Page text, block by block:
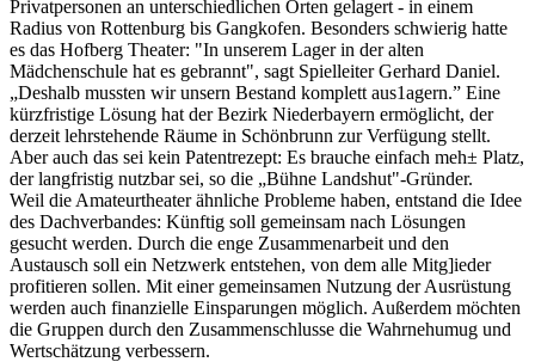
Privatpersonen an unterschiedlichen Orten gelagert - in einem
Radius von Rottenburg bis Gangkofen. Besonders schwierig hatte
es das Hofberg Theater: "In unserem Lager in der alten
Mädchenschule hat es gebrannt", sagt Spielleiter Gerhard Daniel.
„Deshalb mussten wir unsern Bestand komplett aus1agern.” Eine
kürzfristige Lösung hat der Bezirk Niederbayern ermöglicht, der
derzeit lehrstehende Räume in Schönbrunn zur Verfügung stellt.
Aber auch das sei kein Patentrezept: Es brauche einfach meh± Platz,
der langfristig nutzbar sei, so die „Bühne Landshut"-Gründer.
Weil die Amateurtheater ähnliche Probleme haben, entstand die Idee
des Dachverbandes: Künftig soll gemeinsam nach Lösungen
gesucht werden. Durch die enge Zusammenarbeit und den
Austausch soll ein Netzwerk entstehen, von dem alle Mitg]ieder
profitieren sollen. Mit einer gemeinsamen Nutzung der Ausrüstung
werden auch finanzielle Einsparungen möglich. Außerdem möchten
die Gruppen durch den Zusammenschlusse die Wahrnehumug und
Wertschätzung verbessern.